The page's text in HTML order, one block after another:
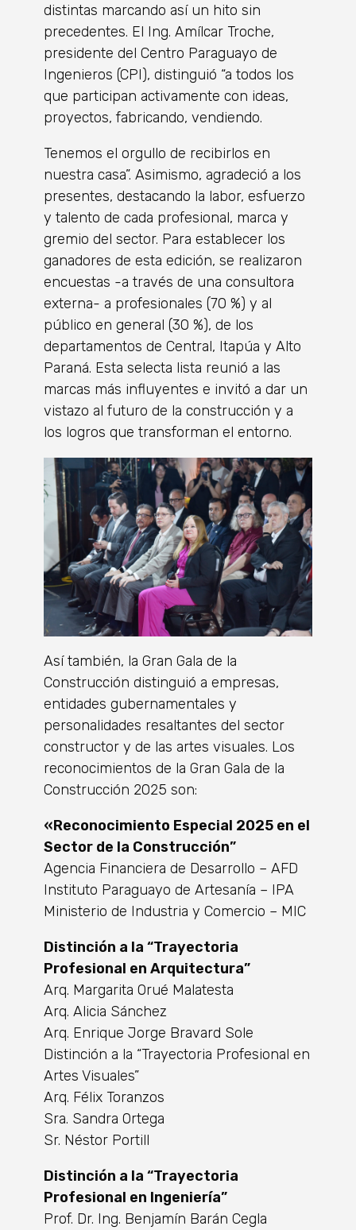
distintas marcando así un hito sin
precedentes. El Ing. Amílcar Troche,
presidente del Centro Paraguayo de
Ingenieros (CPI), distinguió “a todos los
que participan activamente con ideas,
proyectos, fabricando, vendiendo.
Tenemos el orgullo de recibirlos en
nuestra casa”. Asimismo, agradeció a los
presentes, destacando la labor, esfuerzo
y talento de cada profesional, marca y
gremio del sector. Para establecer los
ganadores de esta edición, se realizaron
encuestas -a través de una consultora
externa- a profesionales (70 %) y al
público en general (30 %), de los
departamentos de Central, Itapúa y Alto
Paraná. Esta selecta lista reunió a las
marcas más influyentes e invitó a dar un
vistazo al futuro de la construcción y a
los logros que transforman el entorno.
Así también, la Gran Gala de la
Construcción distinguió a empresas,
entidades gubernamentales y
personalidades resaltantes del sector
constructor y de las artes visuales. Los
reconocimientos de la Gran Gala de la
Construcción 2025 son:
«Reconocimiento Especial 2025 en el
Sector de la Construcción”
Agencia Financiera de Desarrollo – AFD
Instituto Paraguayo de Artesanía – IPA
Ministerio de Industria y Comercio – MIC
Distinción a la “Trayectoria
Profesional en Arquitectura”
Arq. Margarita Orué Malatesta
Arq. Alicia Sánchez
Arq. Enrique Jorge Bravard Sole
Distinción a la “Trayectoria Profesional en
Artes Visuales”
Arq. Félix Toranzos
Sra. Sandra Ortega
Sr. Néstor Portill
Distinción a la “Trayectoria
Profesional en Ingeniería”
Prof. Dr. Ing. Benjamín Barán Cegla